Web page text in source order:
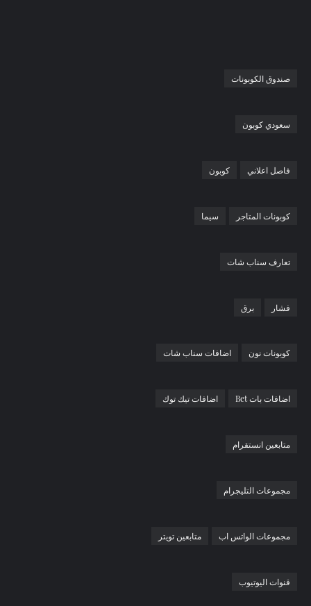
صندوق الكوبونات
سعودي كوبون
فاصل اعلاني كوبون
كوبونات المتاجر سيما
تعارف سناب شات
فشار برق
كوبونات نون اضافات سناب شات
اضافات بات Bet اضافات تيك توك
متابعين انستقرام
مجموعات التليجرام
مجموعات الواتس اب متابعين تويتر
قنوات اليوتيوب